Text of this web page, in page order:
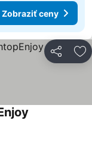
Zobraziť ceny
Zdieľať